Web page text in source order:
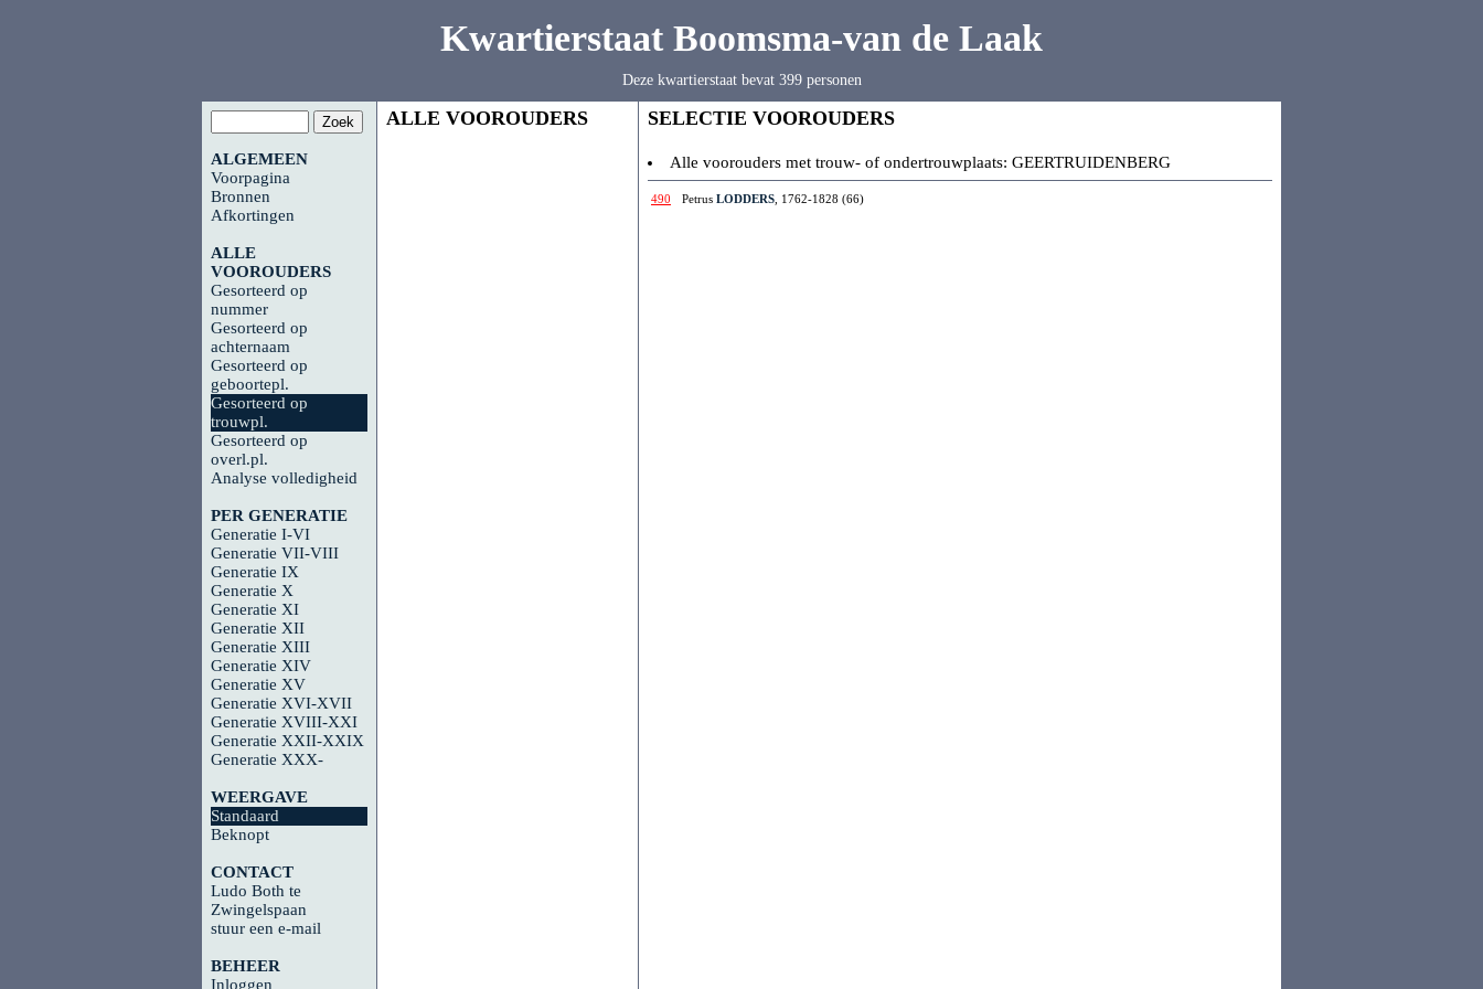
Kwartierstaat Boomsma-van de Laak
Deze kwartierstaat bevat 399 personen
ALGEMEEN
Voorpagina
Bronnen
Afkortingen
ALLE
VOOROUDERS
Gesorteerd op
nummer
Gesorteerd op
achternaam
Gesorteerd op
geboortepl.
Gesorteerd op
trouwpl.
Gesorteerd op
overl.pl.
Analyse volledigheid
PER GENERATIE
Generatie I-VI
Generatie VII-VIII
Generatie IX
Generatie X
Generatie XI
Generatie XII
Generatie XIII
Generatie XIV
Generatie XV
Generatie XVI-XVII
Generatie XVIII-XXI
Generatie XXII-XXIX
Generatie XXX-
WEERGAVE
Standaard
Beknopt
CONTACT
Ludo Both te
Zwingelspaan
stuur een e-mail
BEHEER
Inloggen
ALLE VOOROUDERS SELECTIE VOOROUDERS
Alle voorouders met trouw- of ondertrouwplaats: GEERTRUIDENBERG
490 Petrus LODDERS , 1762-1828 (66)